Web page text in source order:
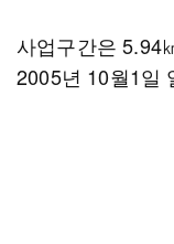
사업구간은 5.94
2005년 10월1일